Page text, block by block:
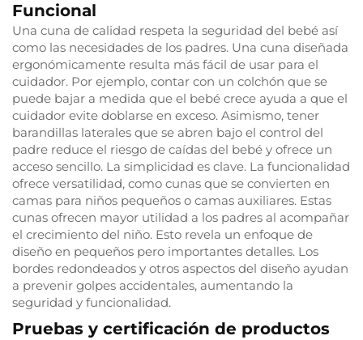
Funcional
Una cuna de calidad respeta la seguridad del bebé así
como las necesidades de los padres. Una cuna diseñada
ergonómicamente resulta más fácil de usar para el
cuidador. Por ejemplo, contar con un colchón que se
puede bajar a medida que el bebé crece ayuda a que el
cuidador evite doblarse en exceso. Asimismo, tener
barandillas laterales que se abren bajo el control del
padre reduce el riesgo de caídas del bebé y ofrece un
acceso sencillo. La simplicidad es clave. La funcionalidad
ofrece versatilidad, como cunas que se convierten en
camas para niños pequeños o camas auxiliares. Estas
cunas ofrecen mayor utilidad a los padres al acompañar
el crecimiento del niño. Esto revela un enfoque de
diseño en pequeños pero importantes detalles. Los
bordes redondeados y otros aspectos del diseño ayudan
a prevenir golpes accidentales, aumentando la
seguridad y funcionalidad.
Pruebas y certificación de productos